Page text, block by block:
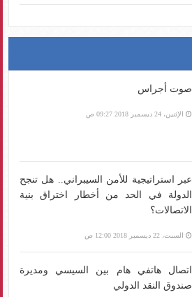
صوت أجراس
الإثنين، 24 ديسمبر 2018 09:27 ص
عبر استراتيجية للأمن السيبراني.. هل تنجح
الدولة في الحد من أخطار اختراق بنية
الاتصالات؟
السبت، 22 ديسمبر 2018 12:00 ص
اتصال هاتفي هام بين السيسي ومديرة
صندوق النقد الدولي